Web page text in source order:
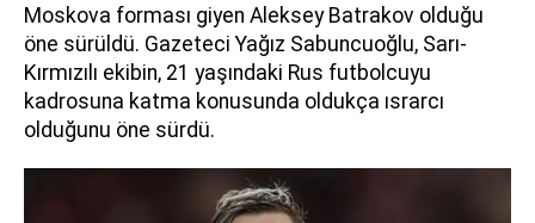
Moskova forması giyen Aleksey Batrakov olduğu
öne sürüldü. Gazeteci Yağız Sabuncuoğlu, Sarı-
Kırmızılı ekibin, 21 yaşındaki Rus futbolcuyu
kadrosuna katma konusunda oldukça ısrarcı
olduğunu öne sürdü.